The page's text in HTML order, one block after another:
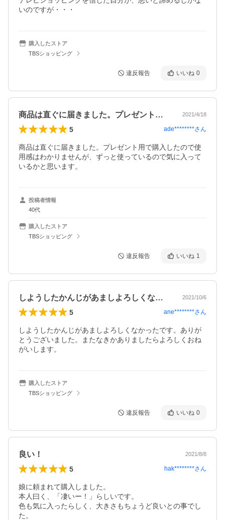
いのですが・・・
購入したストア
TBSショッピング
違反報告 いいね 0
商品は直ぐに届きました。プレゼント用で… 2021/4/18
5 ade********さん
商品は直ぐに届きました。プレゼント用で購入したので使
用感はわかりませんが、ずっと使っているので気に入って
いるかと思います。
投稿者情報
40代
購入したストア
TBSショッピング
違反報告 いいね 1
しようしたかんじがあましよろしくなかっ… 2021/10/6
5 ane********さん
しようしたかんじがあましよろしくなかったです。ありが
とうございました。またなきかありましたらよろしくおね
がいします。
購入したストア
TBSショッピング
違反報告 いいね 0
良い！ 2021/8/8
5 hak********さん
娘に頼まれて購入しました。
本人曰く、「凄いー！」らしいです。
色も気に入ったらしく、大きさもちょうど良いとの事でし
た。